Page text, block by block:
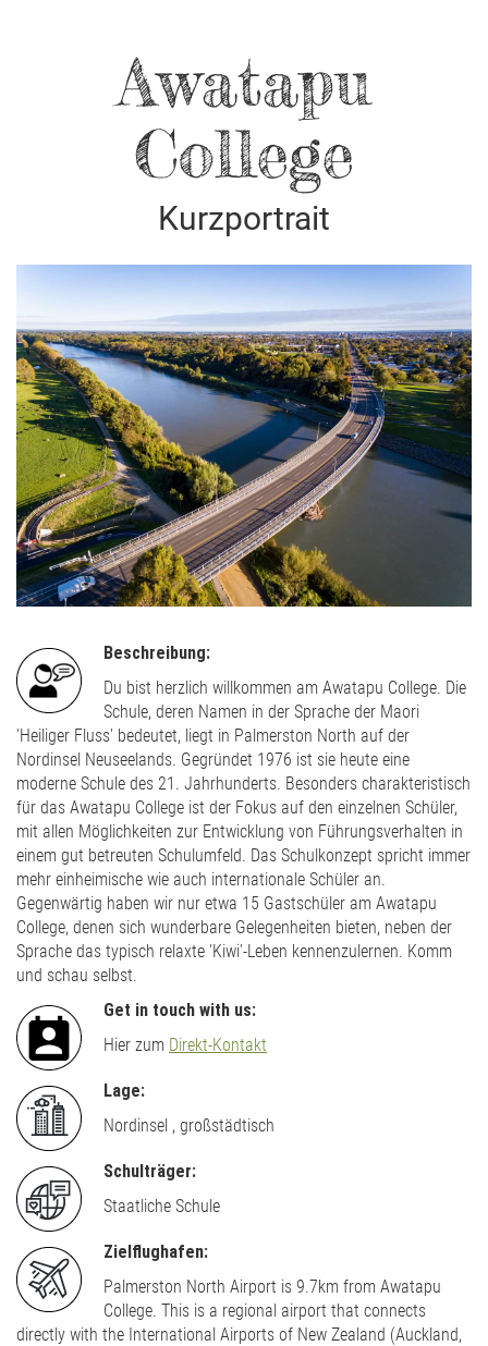
Awatapu
College
Kurzportrait
Beschreibung:
Du bist herzlich willkommen am Awatapu College. Die
Schule, deren Namen in der Sprache der Maori
'Heiliger Fluss' bedeutet, liegt in Palmerston North auf der
Nordinsel Neuseelands. Gegründet 1976 ist sie heute eine
moderne Schule des 21. Jahrhunderts. Besonders charakteristisch
für das Awatapu College ist der Fokus auf den einzelnen Schüler,
mit allen Möglichkeiten zur Entwicklung von Führungsverhalten in
einem gut betreuten Schulumfeld. Das Schulkonzept spricht immer
mehr einheimische wie auch internationale Schüler an.
Gegenwärtig haben wir nur etwa 15 Gastschüler am Awatapu
College, denen sich wunderbare Gelegenheiten bieten, neben der
Sprache das typisch relaxte 'Kiwi'-Leben kennenzulernen. Komm
und schau selbst.
Get in touch with us:
Hier zum Direkt-Kontakt
Lage:
Nordinsel , großstädtisch
Schulträger:
Staatliche Schule
Zielflughafen:
Palmerston North Airport is 9.7km from Awatapu
College. This is a regional airport that connects
directly with the International Airports of New Zealand (Auckland,